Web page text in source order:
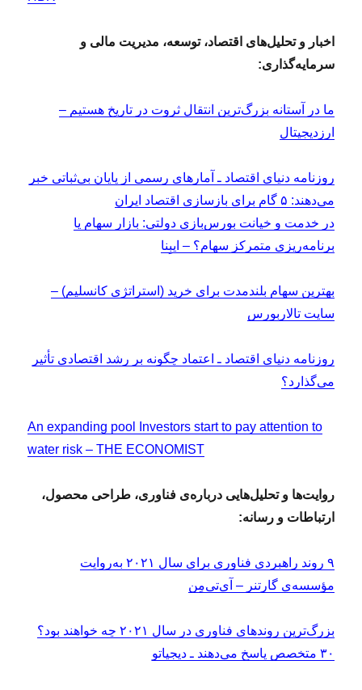
اخبار و تحلیل‌های اقتصاد، توسعه، مدیریت مالی و
سرمایه‌گذاری:
ما در آستانه بزرگ‌ترین انتقال ثروت در تاریخ هستیم –
ارزدیجیتال
روزنامه دنیای اقتصاد ـ آمارهای رسمی از پایان بی‌ثباتی خبر
می‌دهند: ۵ گام برای بازسازی اقتصاد ایران
در خدمت و خیانت بورس‌بازی دولتی: بازار سهام یا
برنامه‌ریزی متمرکز سهام؟ – ایبِنا
بهترین سهام بلندمدت برای خرید (استراتژی کانسلیم) –
سایت تالاربورس
روزنامه دنیای اقتصاد ـ اعتماد چگونه بر رشد اقتصادی تأثیر
می‌گذارد؟
An expanding pool Investors start to pay attention to
water risk – THE ECONOMIST
روایت‌ها و تحلیل‌هایی درباره‌ی فناوری، طراحی محصول،
ارتباطات و رسانه:
۹ روند راهبردی فناوری برای سال ۲۰۲۱ به‌روایت
مؤسسه‌ی گارتنر – آی‌تی‌مِن
بزرگ‌ترین روندهای فناوری در سال ۲۰۲۱ چه خواهند بود؟
۳۰ متخصص پاسخ می‌دهند ـ دیجیاتو